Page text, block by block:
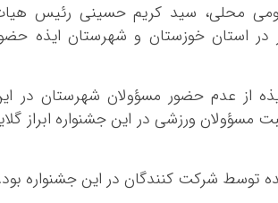
محلی، سید کریم حسینی رئیس
استان خوزستان و شهرستان ایذه
از عدم حضور مسؤولان شهرستان در
مسؤولان ورزشی در این جشنواره ابراز
توسط شرکت کنندگان در این جشنواره بود.